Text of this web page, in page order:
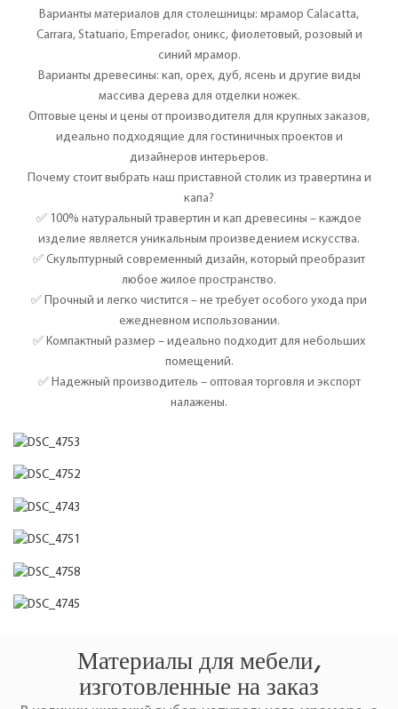
Варианты материалов для столешницы: мрамор Calacatta,
Carrara, Statuario, Emperador, оникс, фиолетовый, розовый и
синий мрамор.
Варианты древесины: кап, орех, дуб, ясень и другие виды
массива дерева для отделки ножек.
Оптовые цены и цены от производителя для крупных заказов,
идеально подходящие для гостиничных проектов и
дизайнеров интерьеров.
Почему стоит выбрать наш приставной столик из травертина и
капа?
✅ 100% натуральный травертин и кап древесины – каждое
изделие является уникальным произведением искусства.
✅ Скульптурный современный дизайн, который преобразит
любое жилое пространство.
✅ Прочный и легко чистится – не требует особого ухода при
ежедневном использовании.
✅ Компактный размер – идеально подходит для небольших
помещений.
✅ Надежный производитель – оптовая торговля и экспорт
налажены.
Материалы для мебели,
изготовленные на заказ